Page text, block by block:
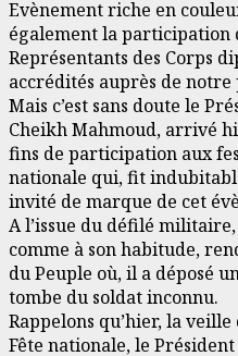
Evènement riche en
également la participation
Représentants des Corps
accrédités auprès de notre
Mais c’est sans doute le
Cheikh Mahmoud, arrivé
fins de participation aux
nationale qui, fit
invité de marque de cet
A l’issue du défilé
comme à son habitude,
du Peuple où, il a déposé
tombe du soldat inconnu.
Rappelons qu’hier, la
Fête nationale, le